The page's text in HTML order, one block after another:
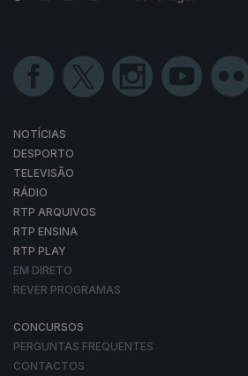
NOTÍCIAS
DESPORTO
TELEVISÃO
RÁDIO
RTP ARQUIVOS
RTP ENSINA
RTP PLAY
EM DIRETO
REVER PROGRAMAS
CONCURSOS
PERGUNTAS FREQUENTES
CONTACTOS